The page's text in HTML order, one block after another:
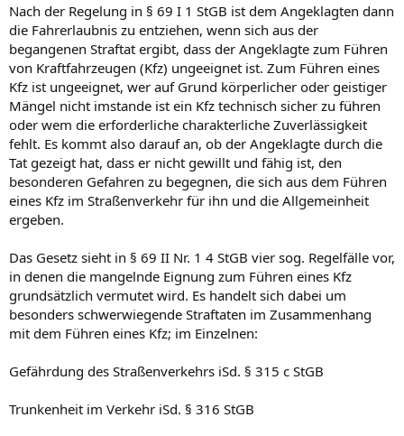
Nach der Regelung in § 69 I 1 StGB ist dem Angeklagten dann
die Fahrerlaubnis zu entziehen, wenn sich aus der
begangenen Straftat ergibt, dass der Angeklagte zum Führen
von Kraftfahrzeugen (Kfz) ungeeignet ist. Zum Führen eines
Kfz ist ungeeignet, wer auf Grund körperlicher oder geistiger
Mängel nicht imstande ist ein Kfz technisch sicher zu führen
oder wem die erforderliche charakterliche Zuverlässigkeit
fehlt. Es kommt also darauf an, ob der Angeklagte durch die
Tat gezeigt hat, dass er nicht gewillt und fähig ist, den
besonderen Gefahren zu begegnen, die sich aus dem Führen
eines Kfz im Straßenverkehr für ihn und die Allgemeinheit
ergeben.
Das Gesetz sieht in § 69 II Nr. 1 4 StGB vier sog. Regelfälle vor,
in denen die mangelnde Eignung zum Führen eines Kfz
grundsätzlich vermutet wird. Es handelt sich dabei um
besonders schwerwiegende Straftaten im Zusammenhang
mit dem Führen eines Kfz; im Einzelnen:
Gefährdung des Straßenverkehrs iSd. § 315 c StGB
Trunkenheit im Verkehr iSd. § 316 StGB